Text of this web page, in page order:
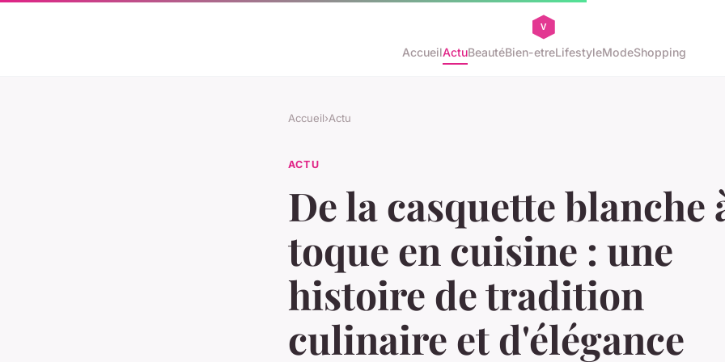
AccueilActuBeautéBien-etreLifestyleModeShopping
Accueil›Actu
ACTU
De la casquette blanche
toque en cuisine : une
histoire de tradition
culinaire et d'élégance